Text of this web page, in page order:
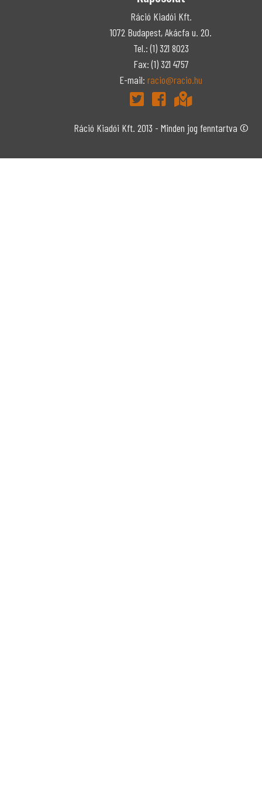
Ráció Kiadói Kft.
1072 Budapest, Akácfa u. 20.
Tel.: (1) 321 8023
Fax: (1) 321 4757
E-mail: racio@racio.hu
Ráció Kiadói Kft. 2013 - Minden jog fenntartva ©